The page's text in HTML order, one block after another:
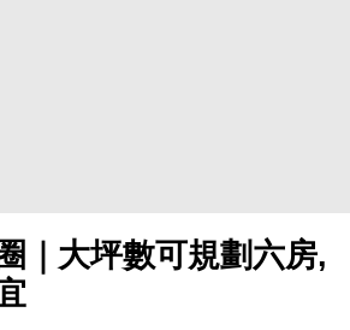
｜大坪數可規劃六房,